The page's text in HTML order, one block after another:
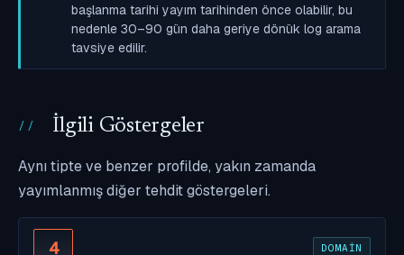
başlanma tarihi yayım tarihinden önce olabilir, bu
nedenle 30–90 gün daha geriye dönük log arama
tavsiye edilir.
İlgili Göstergeler
Aynı tipte ve benzer profilde, yakın zamanda
yayımlanmış diğer tehdit göstergeleri.
4 DOMAIN